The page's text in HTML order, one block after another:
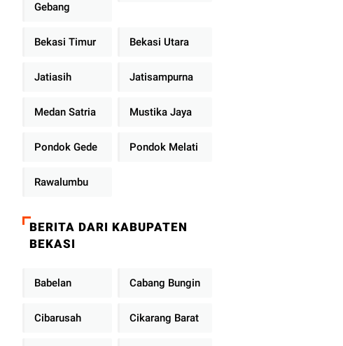
Gebang
Bekasi Timur Bekasi Utara
Jatiasih Jatisampurna
Medan Satria Mustika Jaya
Pondok Gede Pondok Melati
Rawalumbu
BERITA DARI KABUPATEN
BEKASI
Babelan Cabang Bungin
Cibarusah Cikarang Barat